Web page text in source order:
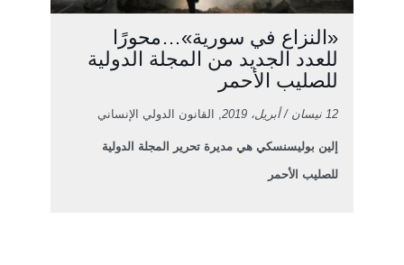
«النزاع في سورية»…محورًا
للعدد الجديد من المجلة الدولية
للصليب الأحمر
12 نيسان / أبريل، 2019 , القانون الدولي الإنساني
إلين بوليسنسكي هي مديرة تحرير المجلة الدولية
للصليب الأحمر